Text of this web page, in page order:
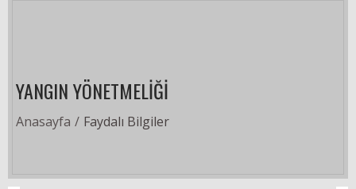
YANGIN YÖNETMELİĞİ
Anasayfa Faydalı Bilgiler